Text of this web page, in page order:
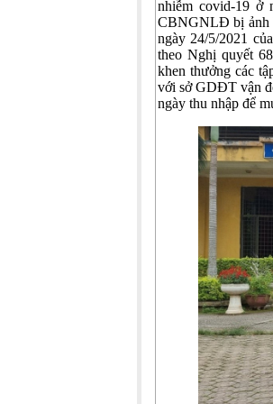
nhiễm covid-19 ở
CBNGNLĐ bị ảnh
ngày 24/5/2021
theo Nghị quyết
khen thưởng các
với sở GDĐT vận
ngày thu nhập để